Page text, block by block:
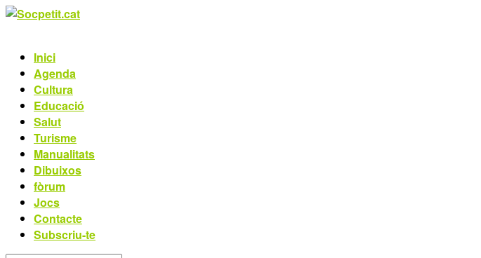
Inici
Agenda
Cultura
Educació
Salut
Turisme
Manualitats
Dibuixos
fòrum
Jocs
Contacte
Subscriu-te